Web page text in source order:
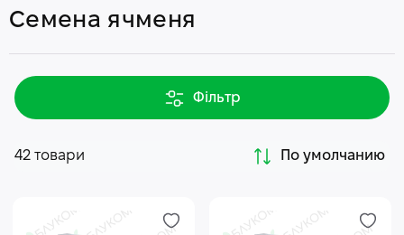
Семена ячменя
Фільтр
42 товари По умолчанию